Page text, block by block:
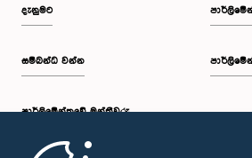
දැනුමට
සම්බන්ධ වන්න
පාර්ලි‌මේන්තුවේ මන්ත්‍රීවරු